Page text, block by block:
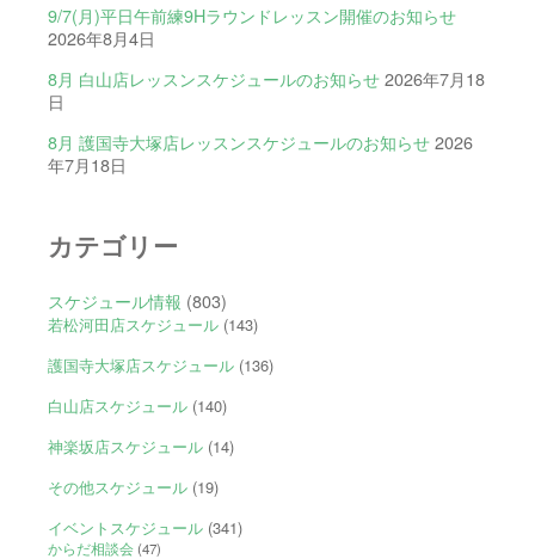
9/7(月)平日午前練9Hラウンドレッスン開催のお知らせ
2026年8月4日
8月 白山店レッスンスケジュールのお知らせ 2026年7月18
日
8月 護国寺大塚店レッスンスケジュールのお知らせ 2026
年7月18日
カテゴリー
スケジュール情報 (803)
若松河田店スケジュール(143)
護国寺大塚店スケジュール(136)
白山店スケジュール(140)
神楽坂店スケジュール(14)
その他スケジュール(19)
イベントスケジュール(341)
からだ相談会(47)